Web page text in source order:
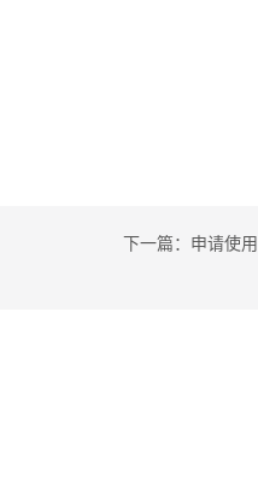
下一篇：申请使用